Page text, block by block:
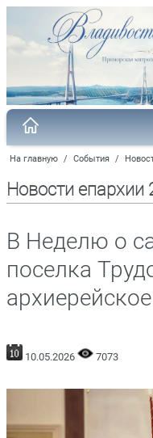
На главную / События /
Новости епархии
В Неделю о
поселка
10.05.2026 7073